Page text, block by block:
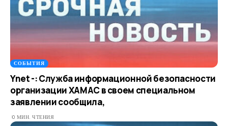
СОБЫТИЯ
Ynet -: Служба информационной безопасности
организации ХАМАС в своем специальном
заявлении сообщила,
0 МИН. ЧТЕНИЯ